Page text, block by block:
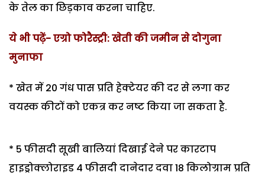
के तेल का छिड़काव करना चाहिए.
ये भी पढ़ें- एग्रो फोरैस्ट्री: खेती की जमीन से दोगुना
मुनाफा
* खेत में 20 गंध पास प्रति हेक्टेयर की दर से लगा कर
वयस्क कीटों को एकत्र कर नष्ट किया जा सकता है.
* 5 फीसदी सूखी बालियां दिखाई देने पर कारटाप
हाइड्रोक्लोराइड 4 फीसदी दानेदार दवा 18 किलोग्राम प्रति